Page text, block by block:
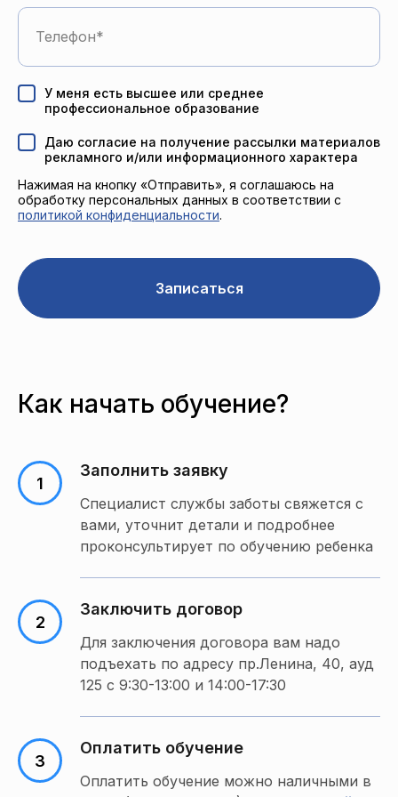
Как начать обучение?
Заполнить заявку
Специалист службы заботы свяжется с
вами, уточнит детали и подробнее
проконсультирует по обучению ребенка
Заключить договор
Для заключения договора вам надо
подъехать по адресу пр.Ленина, 40, ауд
125 с 9:30-13:00 и 14:00-17:30
Оплатить обучение
Оплатить обучение можно наличными в
Телефон
У меня есть высшее или среднее
профессиональное образование
Даю согласие на получение рассылки материалов
рекламного и/или информационного характера
Нажимая на кнопку «Отправить», я соглашаюсь на
обработку персональных данных в соответствии с
политикой конфиденциальности.
Записаться